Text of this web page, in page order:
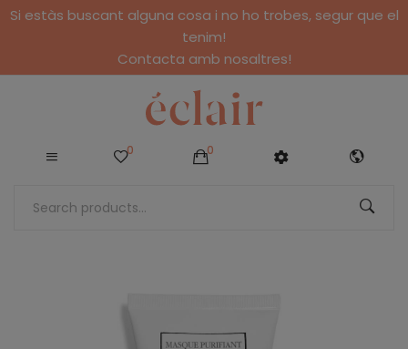
Si estàs buscant alguna cosa i no ho trobes, segur que el
tenim!
Contacta amb nosaltres!
0 0